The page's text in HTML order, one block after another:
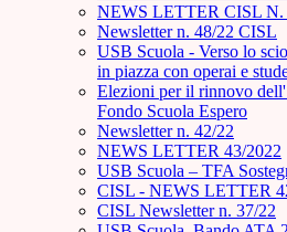
NEWS LETTER CISL N.
Newsletter n. 48/22 CISL
USB Scuola - Verso lo
in piazza con operai e
Elezioni per il rinnovo
Fondo Scuola Espero
Newsletter n. 42/22
NEWS LETTER 43/2022
USB Scuola – TFA
CISL - NEWS LETTER
CISL Newsletter n. 37/22